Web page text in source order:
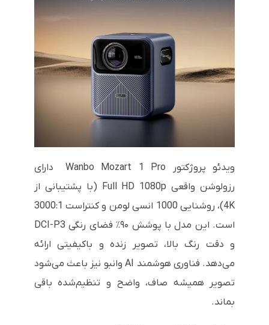
ویدئو پروژکتور Wanbo Mozart 1 Pro دارای
رزولوشن واقعی Full HD 1080p (با پشتیبانی از
4K)، روشنایی 1000 انسی لومن و کنتراست 3000:1
است. این مدل با پوشش ۹۰٪ فضای رنگی DCI-P3
و دقت رنگ بالا، تصویر زنده و باکیفیتی ارائه
می‌دهد. فناوری هوشمند AI وانبو نیز باعث می‌شود
تصویر همیشه صاف، واضح و تنظیم‌شده باقی
بماند.